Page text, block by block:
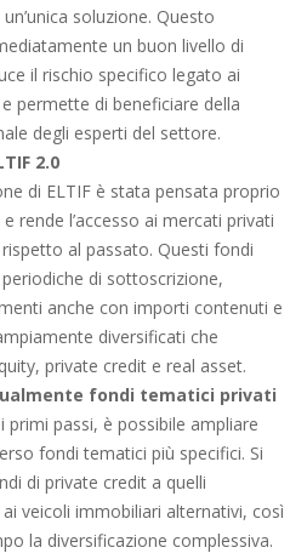
soluzione. Questo
un buon livello di
il rischio specifico legato ai
permette di beneficiare della
degli esperti del settore.
2.0
di ELTIF è stata pensata proprio
rende l’accesso ai mercati privati
al passato. Questi fondi
di sottoscrizione,
anche con importi contenuti e
diversificati che
private credit e real asset.
fondi tematici privati
passi, è possibile ampliare
fondi tematici più specifici. Si
di private credit a quelli
veicoli immobiliari alternativi, così
la diversificazione complessiva.